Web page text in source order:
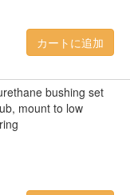
カートに追加
bushing set
mount to low